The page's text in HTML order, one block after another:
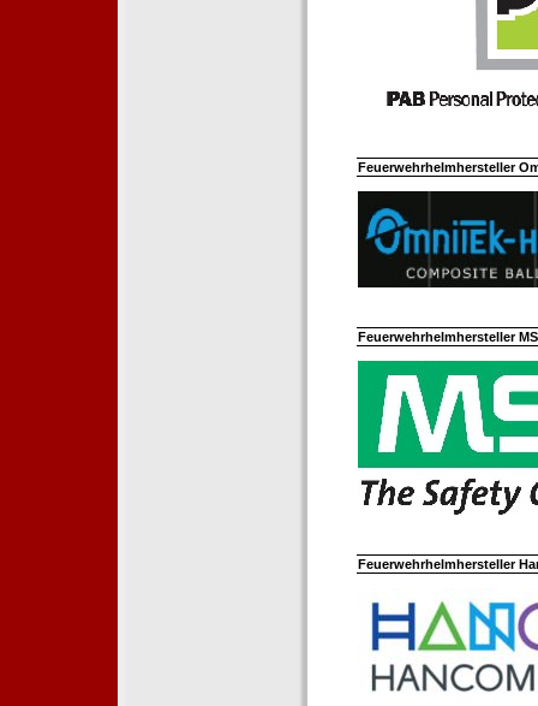
Feuerwehrhelmhersteller
Feuerwehrhelmhersteller
Feuerwehrhelmhersteller